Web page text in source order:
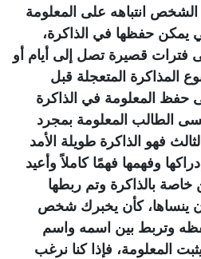
انتباهه على المعلومة
يمكن حفظها في الذاكرة،
فترات قصيرة تصل إلى أيام أو
المذاكرة المتعجلة قبل
حفظ المعلومة في الذاكرة
الطالب المعلومة بمجرد
الثالث فهو الذاكرة طويلة الأمد
وفهمها فهمًا كاملاً وأعيد
خاصة بالذاكرة وتم ربطها
ينساها، كأن يخبرك شخص
وتربط بين اسمه واسم
المعلومة، فإذا كنا نرغب